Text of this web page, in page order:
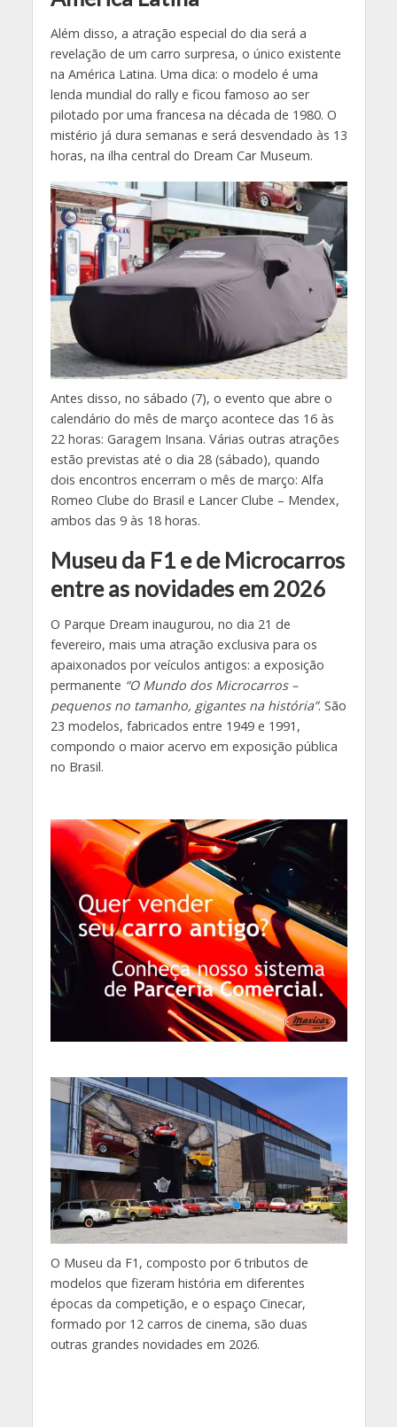
Além disso, a atração especial do dia será a
revelação de um carro surpresa, o único existente
na América Latina. Uma dica: o modelo é uma
lenda mundial do rally e ficou famoso ao ser
pilotado por uma francesa na década de 1980. O
mistério já dura semanas e será desvendado às 13
horas, na ilha central do Dream Car Museum.
Antes disso, no sábado (7), o evento que abre o
calendário do mês de março acontece das 16 às
22 horas: Garagem Insana. Várias outras atrações
estão previstas até o dia 28 (sábado), quando
dois encontros encerram o mês de março: Alfa
Romeo Clube do Brasil e Lancer Clube – Mendex,
ambos das 9 às 18 horas.
Museu da F1 e de Microcarros
entre as novidades em 2026
O Parque Dream inaugurou, no dia 21 de
fevereiro, mais uma atração exclusiva para os
apaixonados por veículos antigos: a exposição
permanente “O Mundo dos Microcarros –
pequenos no tamanho, gigantes na história”. São
23 modelos, fabricados entre 1949 e 1991,
compondo o maior acervo em exposição pública
no Brasil.
O Museu da F1, composto por 6 tributos de
modelos que fizeram história em diferentes
épocas da competição, e o espaço Cinecar,
formado por 12 carros de cinema, são duas
outras grandes novidades em 2026.